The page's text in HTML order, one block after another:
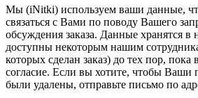
Мы (iNitki) используем ваши данные,
связаться с Вами по поводу Вашего
обсуждения заказа. Данные хранятся в
доступны некоторым нашим
которых сделан заказ) до тех пор, пока
согласие. Если вы хотите, чтобы Ваши
были удалены, отправьте письмо по